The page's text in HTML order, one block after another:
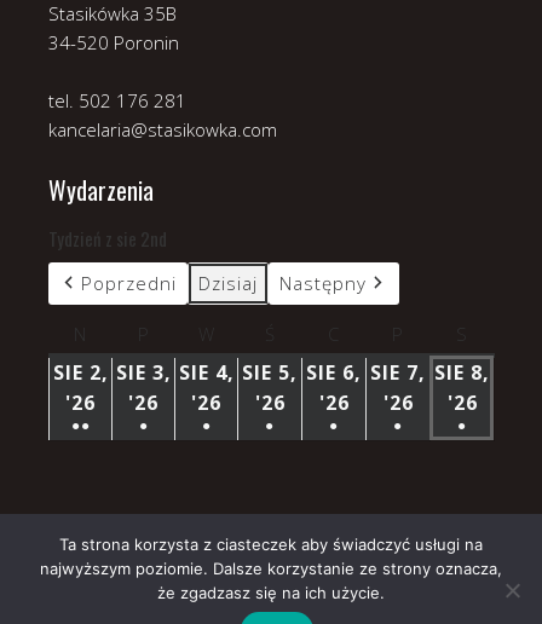
Stasikówka 35B
34-520 Poronin
tel. 502 176 281
kancelaria@stasikowka.com
Wydarzenia
Tydzień z sie 2nd
Poprzedni Dzisiaj Następny
SIE 2,
'26
SIERPNIA
●●
SIE 3,
'26
SIERPNIA
●
SIE 4,
'26
SIERPNIA
●
SIE 5,
'26
SIERPNIA
●
SIE 6,
'26
SIERPNIA
●
SIE 7,
'26
SIERPNIA
●
SIE 8,
'26
●
Copyright © 2026 Parafia Stasikówka.
ChurchWordPress Theme by themehall.com
Ta strona korzysta z ciasteczek aby świadczyć usługi na
najwyższym poziomie. Dalsze korzystanie ze strony oznacza,
że zgadzasz się na ich użycie.